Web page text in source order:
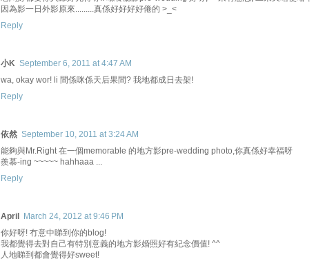
因為影一日外影原來.........真係好好好好倦的 >_<
Reply
小K September 6, 2011 at 4:47 AM
wa, okay wor! li 間係咪係天后果間? 我地都成日去架!
Reply
依然 September 10, 2011 at 3:24 AM
能夠與Mr.Right 在一個memorable 的地方影pre-wedding photo,你真係好幸福呀
羨慕-ing ~~~~~ hahhaaa ...
Reply
April
March 24, 2012 at 9:46 PM
你好呀! 冇意中睇到你的blog!
我都覺得去對自己有特別意義的地方影婚照好有紀念價值! ^^
人地睇到都會覺得好sweet!